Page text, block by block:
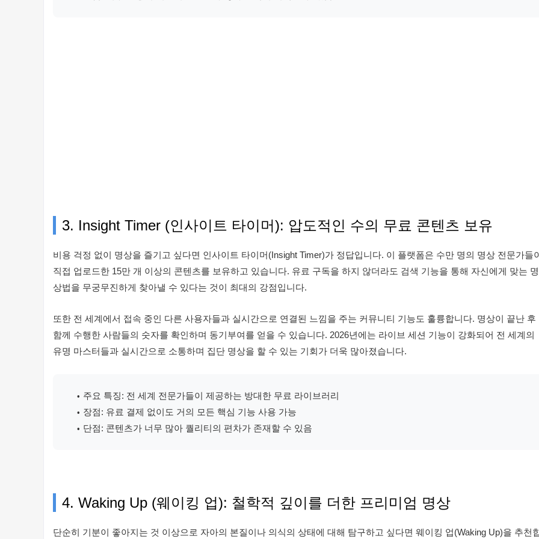
3. Insight Timer (인사이트 타이머): 압도적인 수의 무료 콘텐츠 보유
비용 걱정 없이 명상을 즐기고 싶다면 인사이트 타이머(Insight Timer)가 정답입니다. 이 플랫폼은 수만 명의 명상 전문가들
직접 업로드한 15만 개 이상의 콘텐츠를 보유하고 있습니다. 유료 구독을 하지 않더라도 검색 기능을 통해 자신에게 맞는 명
상법을 무궁무진하게 찾아낼 수 있다는 것이 최대의 강점입니다.
또한 전 세계에서 접속 중인 다른 사용자들과 실시간으로 연결된 느낌을 주는 커뮤니티 기능도 훌륭합니다. 명상이 끝난 후
함께 수행한 사람들의 숫자를 확인하며 동기부여를 얻을 수 있습니다. 2026년에는 라이브 세션 기능이 강화되어 전 세계의
유명 마스터들과 실시간으로 소통하며 집단 명상을 할 수 있는 기회가 더욱 많아졌습니다.
주요 특징: 전 세계 전문가들이 제공하는 방대한 무료 라이브러리
장점: 유료 결제 없이도 거의 모든 핵심 기능 사용 가능
단점: 콘텐츠가 너무 많아 퀄리티의 편차가 존재할 수 있음
4. Waking Up (웨이킹 업): 철학적 깊이를 더한 프리미엄 명상
단순히 기분이 좋아지는 것 이상으로 자아의 본질이나 의식의 상태에 대해 탐구하고 싶다면 웨이킹 업(Waking Up)을 추천